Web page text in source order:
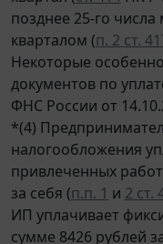
позднее 25-го
кварталом (п. 2 ст.
Некоторые
документов по
ФНС России от
*(4)
налогообложения
привлеченных
за себя (п.п. 1 и 2 ст.
ИП уплачивает
сумме 8426 рублей